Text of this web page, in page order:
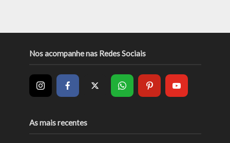
Nos acompanhe nas Redes Sociais
As mais recentes